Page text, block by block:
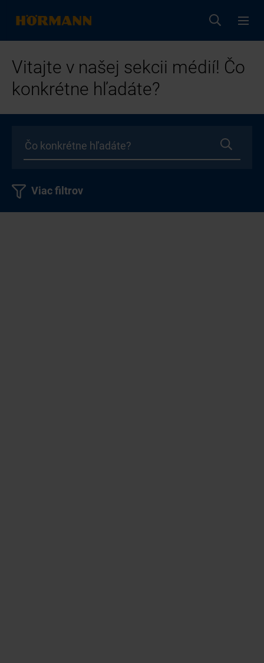
Vitajte v našej sekcii médií! Čo
konkrétne hľadáte?
Viac filtrov